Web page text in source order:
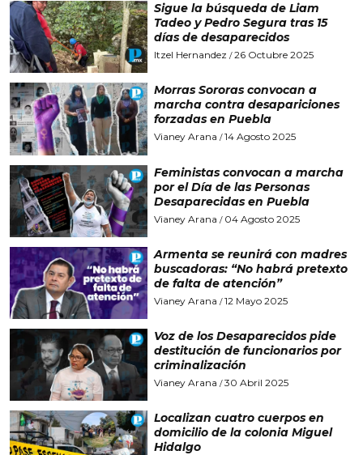
Sigue la búsqueda de Liam
Tadeo y Pedro Segura tras 15
días de desaparecidos
Itzel Hernandez /26 Octubre 2025
Morras Sororas convocan a
marcha contra desapariciones
forzadas en Puebla
Vianey Arana /14 Agosto 2025
Feministas convocan a marcha
por el Día de las Personas
Desaparecidas en Puebla
Vianey Arana / 04 Agosto 2025
Armenta se reunirá con madres
buscadoras: “No habrá pretexto
de falta de atención”
Vianey Arana /12 Mayo 2025
Voz de los Desaparecidos pide
destitución de funcionarios por
criminalización
Vianey Arana /30 Abril 2025
Localizan cuatro cuerpos en
domicilio de la colonia Miguel
Hidalgo